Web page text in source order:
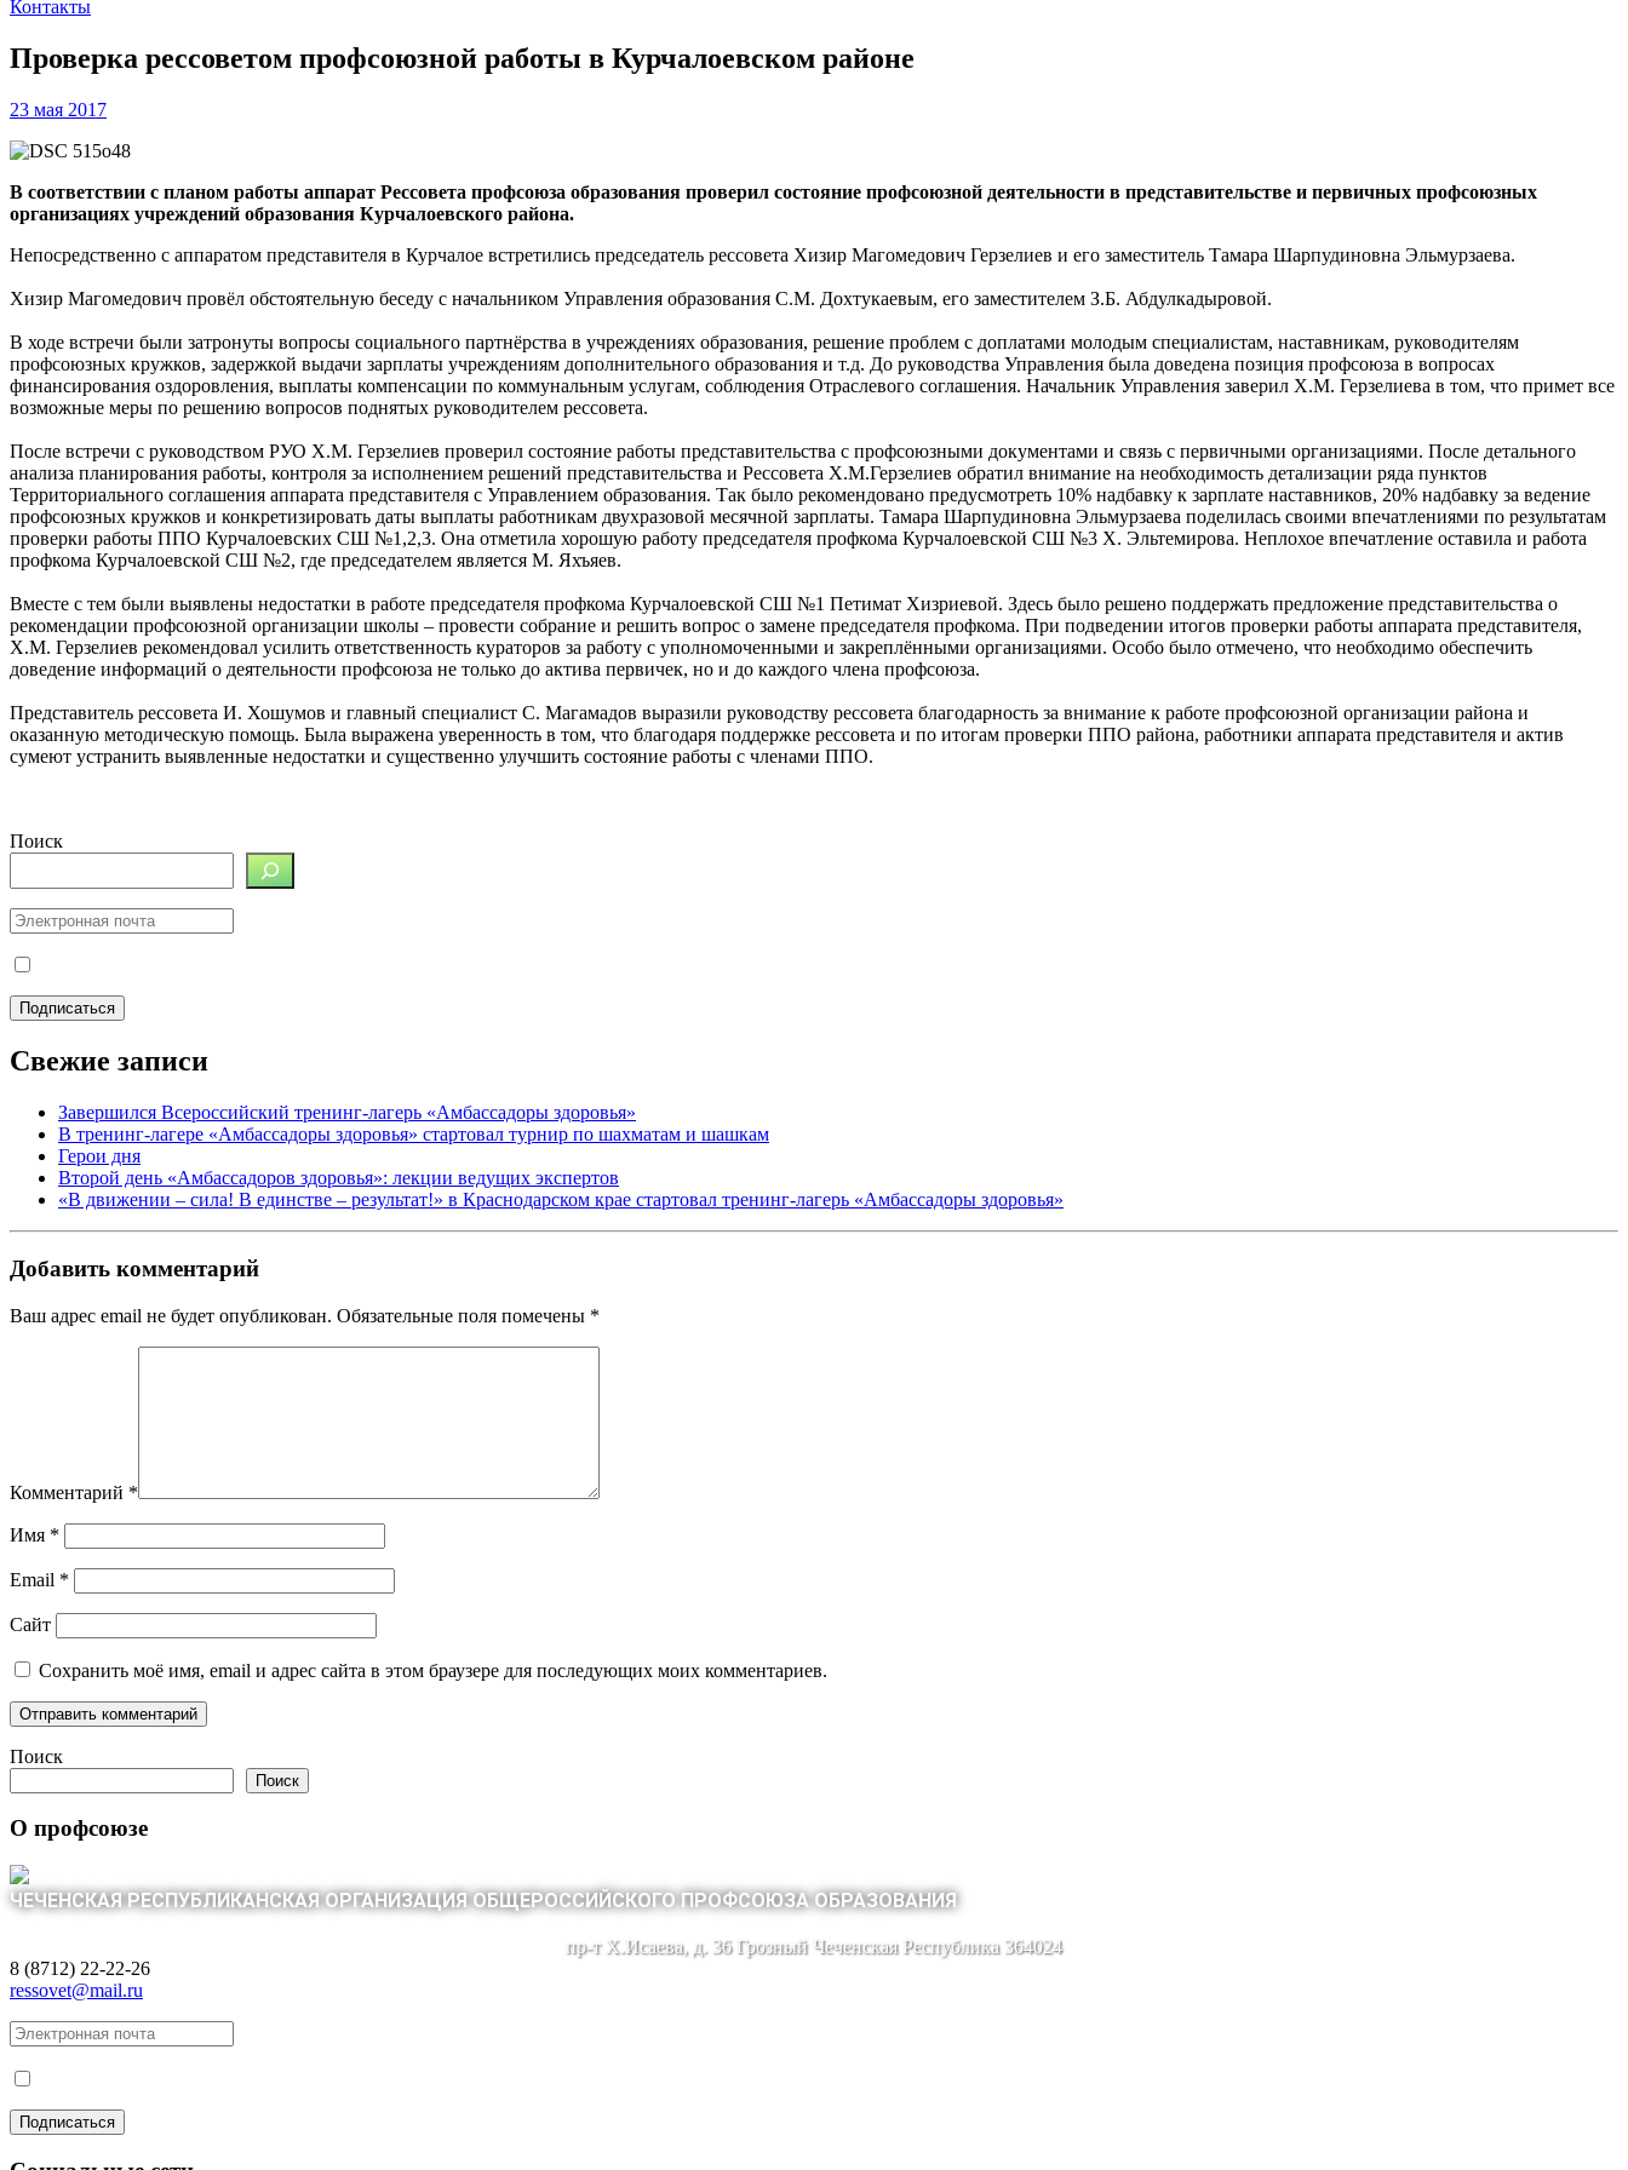
Контакты
Проверка рессоветом профсоюзной работы в Курчалоевском районе
23 мая 2017
В соответствии с планом работы аппарат Рессовета профсоюза образования проверил состояние профсоюзной деятельности в представительстве и первичных профсоюзных
организациях учреждений образования Курчалоевского района.
Непосредственно с аппаратом представителя в Курчалое встретились председатель рессовета Хизир Магомедович Герзелиев и его заместитель Тамара Шарпудиновна Эльмурзаева.
Хизир Магомедович провёл обстоятельную беседу с начальником Управления образования С.М. Дохтукаевым, его заместителем З.Б. Абдулкадыровой.
В ходе встречи были затронуты вопросы социального партнёрства в учреждениях образования, решение проблем с доплатами молодым специалистам, наставникам, руководителям
профсоюзных кружков, задержкой выдачи зарплаты учреждениям дополнительного образования и т.д. До руководства Управления была доведена позиция профсоюза в вопросах
финансирования оздоровления, выплаты компенсации по коммунальным услугам, соблюдения Отраслевого соглашения. Начальник Управления заверил Х.М. Герзелиева в том, что примет все
возможные меры по решению вопросов поднятых руководителем рессовета.
После встречи с руководством РУО Х.М. Герзелиев проверил состояние работы представительства с профсоюзными документами и связь с первичными организациями. После детального
анализа планирования работы, контроля за исполнением решений представительства и Рессовета Х.М.Герзелиев обратил внимание на необходимость детализации ряда пунктов
Территориального соглашения аппарата представителя с Управлением образования. Так было рекомендовано предусмотреть 10% надбавку к зарплате наставников, 20% надбавку за ведение
профсоюзных кружков и конкретизировать даты выплаты работникам двухразовой месячной зарплаты. Тамара Шарпудиновна Эльмурзаева поделилась своими впечатлениями по результатам
проверки работы ППО Курчалоевских СШ №1,2,3. Она отметила хорошую работу председателя профкома Курчалоевской СШ №3 Х. Эльтемирова. Неплохое впечатление оставила и работа
профкома Курчалоевской СШ №2, где председателем является М. Яхъяев.
Вместе с тем были выявлены недостатки в работе председателя профкома Курчалоевской СШ №1 Петимат Хизриевой. Здесь было решено поддержать предложение представительства о
рекомендации профсоюзной организации школы – провести собрание и решить вопрос о замене председателя профкома. При подведении итогов проверки работы аппарата представителя,
Х.М. Герзелиев рекомендовал усилить ответственность кураторов за работу с уполномоченными и закреплёнными организациями. Особо было отмечено, что необходимо обеспечить
доведение информаций о деятельности профсоюза не только до актива первичек, но и до каждого члена профсоюза.
Представитель рессовета И. Хошумов и главный специалист С. Магамадов выразили руководству рессовета благодарность за внимание к работе профсоюзной организации района и
оказанную методическую помощь. Была выражена уверенность в том, что благодаря поддержке рессовета и по итогам проверки ППО района, работники аппарата представителя и актив
сумеют устранить выявленные недостатки и существенно улучшить состояние работы с членами ППО.
Поиск
Свежие записи
Завершился Всероссийский тренинг-лагерь «Амбассадоры здоровья»
В тренинг-лагере «Амбассадоры здоровья» стартовал турнир по шахматам и шашкам
Герои дня
Второй день «Амбассадоров здоровья»: лекции ведущих экспертов
«В движении – сила! В единстве – результат!» в Краснодарском крае стартовал тренинг-лагерь «Амбассадоры здоровья»
Добавить комментарий
Ваш адрес email не будет опубликован. Обязательные поля помечены *
Комментарий *
Имя *
Email *
Сайт
Сохранить моё имя, email и адрес сайта в этом браузере для последующих моих комментариев.
Поиск
Поиск
О профсоюзе
ЧЕЧЕНСКАЯ РЕСПУБЛИКАНСКАЯ ОРГАНИЗАЦИЯ ОБЩЕРОССИЙСКОГО ПРОФСОЮЗА ОБРАЗОВАНИЯ
пр-т Х.Исаева, д. 36 Грозный Чеченская Республика 364024
8 (8712) 22-22-26
ressovet@mail.ru